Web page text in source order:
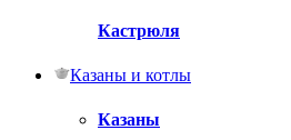
Кастрюля
Казаны и котлы
Казаны